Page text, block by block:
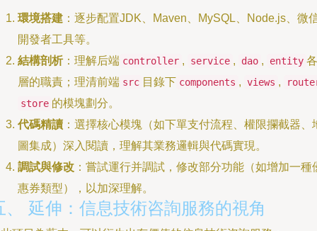
環境搭建 ：逐步配置JDK、Maven、MySQL、Node.js、微
開發者工具等。
結構剖析：理解后端 controller , service , dao , entity 各
層的職責；理清前端 src 目錄下 components , views ,
store 的模塊劃分。
代碼精讀 ：選擇核心模塊（如下單支付流程、權限攔截器、
圖集成）深入閱讀，理解其業務邏輯與代碼實現。
調試與修改 ：嘗試運行并調試，修改部分功能（如增加一種
惠券類型），以加深理解。
、 延伸：信息技術咨詢服務的視角